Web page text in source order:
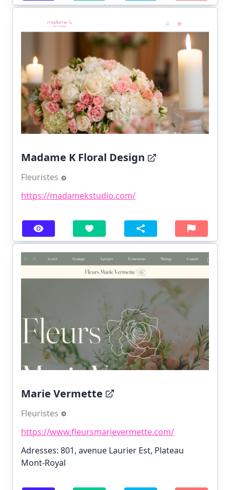
Madame K Floral Design
Fleuristes
https://madamekstudio.com/
Marie Vermette
Fleuristes
https://www.fleursmarievermette.com/
Adresses: 801, avenue Laurier Est, Plateau
Mont-Royal